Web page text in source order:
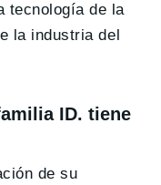
tecnología de la
la industria del
ID. tiene
de su